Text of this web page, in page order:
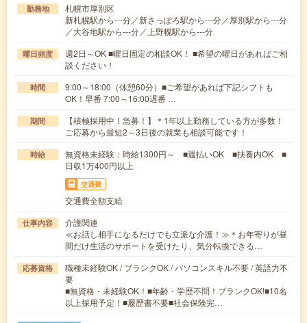
勤務地
札幌市厚別区
新札幌駅から---分／新さっぽろ駅から---分／厚別駅から---分
／大谷地駅から---分／上野幌駅から---分
曜日頻度
週2日～OK ■曜日固定の相談OK！ ■希望の曜日があればご相
談ください！
時間
9:00～18:00（休憩60分）■ご希望があれば下記シフトも
OK！早番 7:00～16:00遅番 …
期間
【積極採用中！急募！】＊1年以上勤務している方が多数！
ご応募から最短2～3日後の就業も相談可能です！
時給
無資格未経験：時給1300円～ ■週払いOK ■扶養内OK ■
日収1万400円以上
交通費
交通費全額支給
仕事内容
介護関連
≪お話し相手になるだけでも立派な介護！≫＊お年寄りが昼
間だけ生活のサポートを受けたり、気分転換できる…
応募資格
職種未経験OK / ブランクOK / パソコンスキル不要 / 英語力不
要
■無資格・未経験OK！■年齢・学歴不問！ブランクOK!■10名
以上採用予定！■履歴書不要■社会保険完…